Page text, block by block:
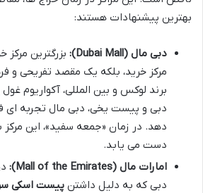
بهترین پیشنهادات هستند:
دبی مال (Dubai Mall):
بزرگترین مرکز
مرکز خرید، بلکه یک مقصد تفریحی و
برند لوکس و بین المللی، آکواریوم
دبی و پیست یخی، دبی مال تجربه ای
دهد. در زمان «جمعه سفید»، این
دست می یابد.
امارات مال (Mall of the Emirates):
دبی که به دلیل داشتن پیست اسکی